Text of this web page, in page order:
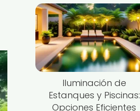
Iluminación de
Estanques y Piscinas:
Opciones Eficientes